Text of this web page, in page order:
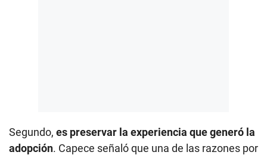
Segundo, es preservar la experiencia que generó la
adopción. Capece señaló que una de las razones por